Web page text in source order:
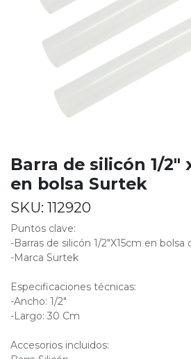
Barra de silicón 1/2"
en bolsa Surtek
SKU: 112920
Puntos clave:
-Barras de silicón 1/2"X15cm en bolsa
-Marca Surtek
Especificaciones técnicas:
-Ancho: 1/2"
-Largo: 30 Cm
Accesorios incluidos: